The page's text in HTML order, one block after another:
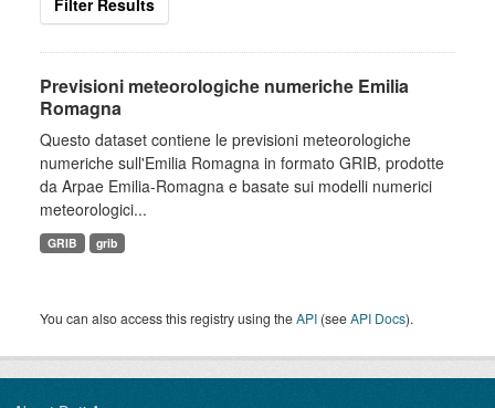
Filter Results
Previsioni meteorologiche numeriche Emilia
Romagna
Questo dataset contiene le previsioni meteorologiche
numeriche sull'Emilia Romagna in formato GRIB, prodotte
da Arpae Emilia-Romagna e basate sui modelli numerici
meteorologici...
GRIB grib
You can also access this registry using theAPI (seeAPI Docs).